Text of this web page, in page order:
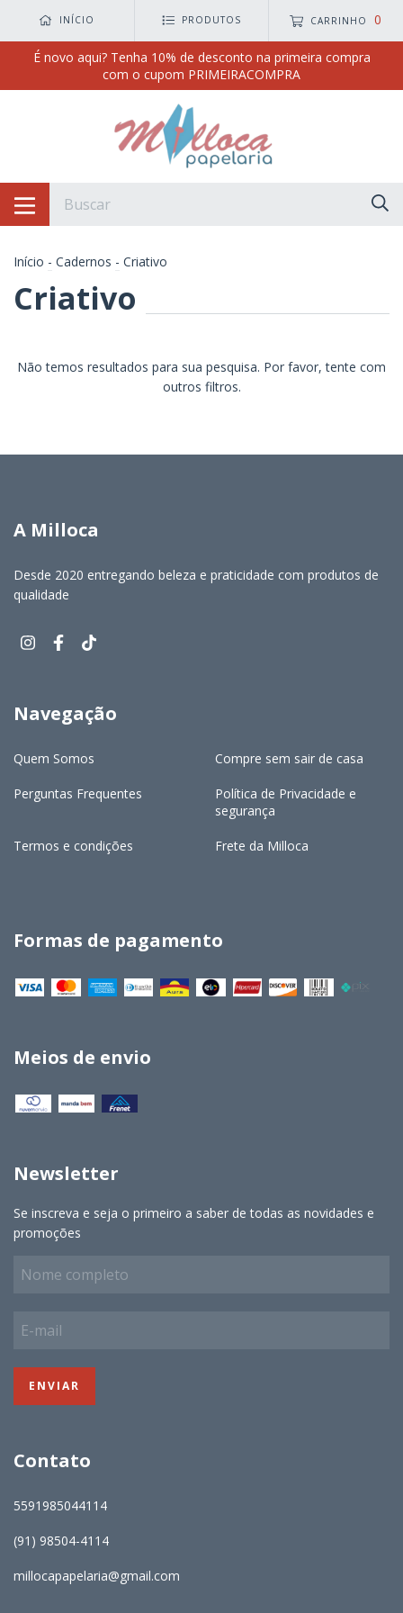
INÍCIO PRODUTOS CARRINHO 0
É novo aqui? Tenha 10% de desconto na primeira compra
com o cupom PRIMEIRACOMPRA
Início - Cadernos - Criativo
Criativo
Não temos resultados para sua pesquisa. Por favor, tente com
outros filtros.
A Milloca
Desde 2020 entregando beleza e praticidade com produtos de
qualidade
Navegação
Quem Somos Compre sem sair de casa
Perguntas Frequentes
Política de Privacidade e
segurança
Termos e condições Frete da Milloca
Formas de pagamento
Meios de envio
Newsletter
Se inscreva e seja o primeiro a saber de todas as novidades e
promoções
Contato
5591985044114
(91) 98504-4114
millocapapelaria@gmail.com